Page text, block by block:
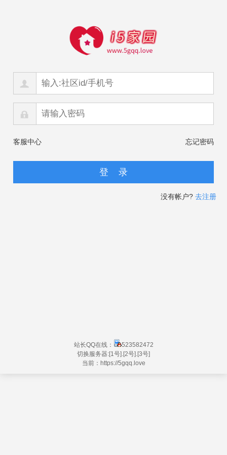
客服中心 忘记密码
没有帐户? 去注册
站长QQ在线：
523582472
切换服务器:[1号] [2号] [3号]
当前：https://5gqq.love